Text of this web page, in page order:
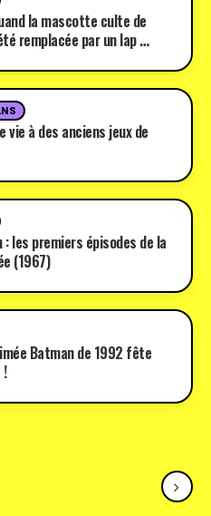
la mascotte culte de
remplacée par un lap …
vie à des anciens jeux de
: les premiers épisodes de la
(1967)
Batman de 1992 fête
!